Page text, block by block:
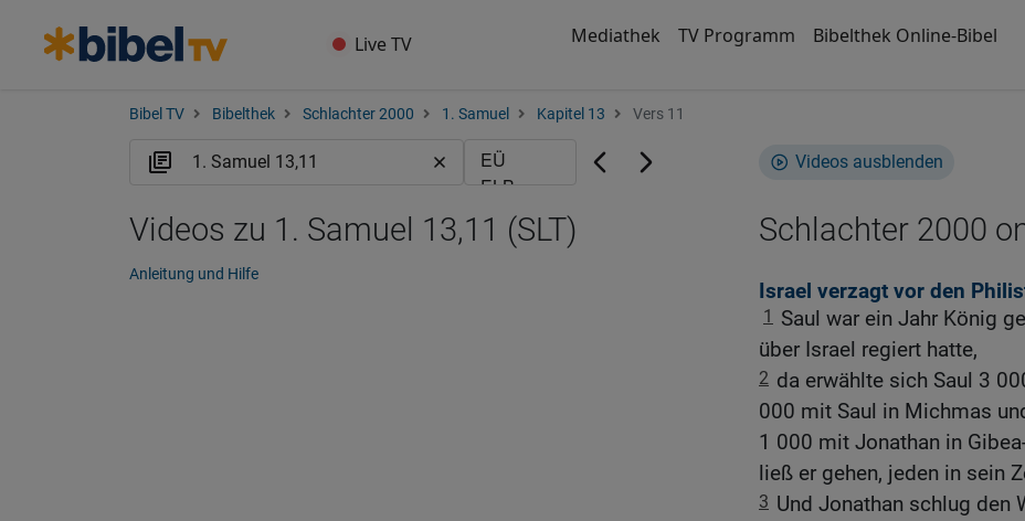
Live TV Mediathek TV Programm Bibelthek Online-Bibel
Bibel TV Bibelthek Schlachter 2000 1. Samuel Kapitel 13 Vers 11
Videos ausblenden
Schlachter 2000
Israel verzagt vor den
1
Saul war ein Jahr König
über Israel regiert hatte,
2 da erwählte sich Saul 3
000 mit Saul in Michmas
1 000 mit Jonathan in
ließ er gehen, jeden in sein
3 Und Jonathan schlug den
Videos zu 1. Samuel 13,11 (SLT)
Anleitung und Hilfe